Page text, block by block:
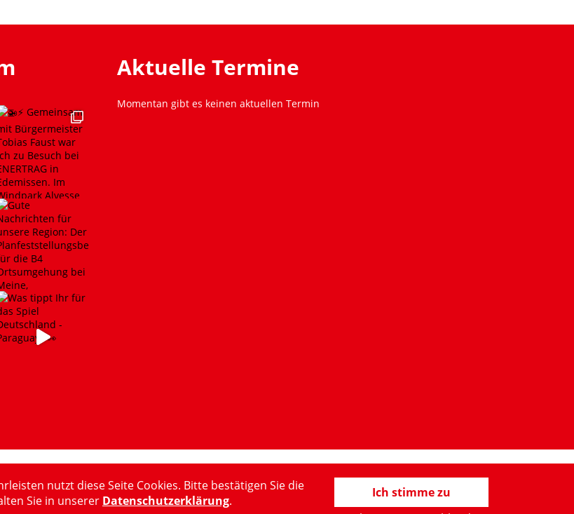
Aktuelle Termine
Momentan gibt es keinen aktuellen Termin
nutzt diese Seite Cookies. Bitte bestätigen Sie die
Sie in unserer Datenschutzerklärung.
Ich stimme zu